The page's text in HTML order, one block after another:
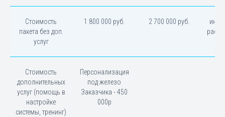
Стоимость
пакета без доп.
услуг
1 800 000 руб. 2 700 000 руб.
Стоимость
дополнительных
услуг (помощь в
настройке
системы, тренинг)
Персонализация
под железо
Заказчика - 450
000р